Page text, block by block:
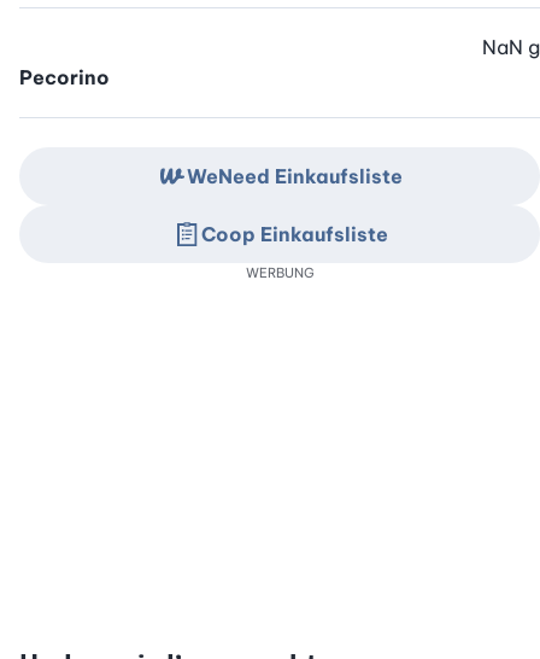
Pecorino
NaN g
WeNeed Einkaufsliste
Coop Einkaufsliste
WERBUNG